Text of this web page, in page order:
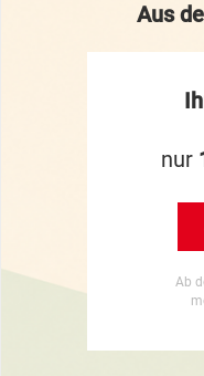
Aus
nur
Ab